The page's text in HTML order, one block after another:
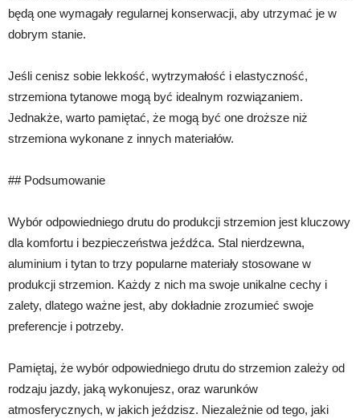
będą one wymagały regularnej konserwacji, aby utrzymać je w
dobrym stanie.
Jeśli cenisz sobie lekkość, wytrzymałość i elastyczność,
strzemiona tytanowe mogą być idealnym rozwiązaniem.
Jednakże, warto pamiętać, że mogą być one droższe niż
strzemiona wykonane z innych materiałów.
## Podsumowanie
Wybór odpowiedniego drutu do produkcji strzemion jest kluczowy
dla komfortu i bezpieczeństwa jeźdźca. Stal nierdzewna,
aluminium i tytan to trzy popularne materiały stosowane w
produkcji strzemion. Każdy z nich ma swoje unikalne cechy i
zalety, dlatego ważne jest, aby dokładnie zrozumieć swoje
preferencje i potrzeby.
Pamiętaj, że wybór odpowiedniego drutu do strzemion zależy od
rodzaju jazdy, jaką wykonujesz, oraz warunków
atmosferycznych, w jakich jeździsz. Niezależnie od tego, jaki